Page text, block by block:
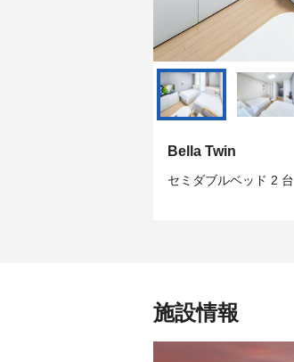
Bella Twin
セミダブルベッド 2 台
施設情報